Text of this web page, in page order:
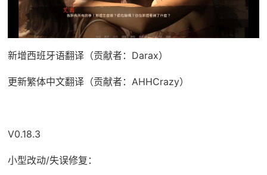
新增西班牙语翻译（贡献者：Darax）
更新繁体中文翻译（贡献者：AHHCrazy）
V0.18.3
小型改动/失误修复：